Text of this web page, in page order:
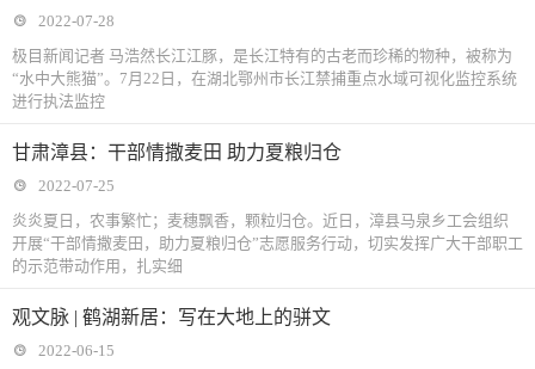
2022-07-28
极目新闻记者 马浩然长江江豚，是长江特有的古老而珍稀的物种，被称为
“水中大熊猫”。7月22日，在湖北鄂州市长江禁捕重点水域可视化监控系统
进行执法监控
甘肃漳县：干部情撒麦田 助力夏粮归仓
2022-07-25
炎炎夏日，农事繁忙；麦穗飘香，颗粒归仓。近日，漳县马泉乡工会组织
开展“干部情撒麦田，助力夏粮归仓”志愿服务行动，切实发挥广大干部职工
的示范带动作用，扎实细
观文脉 | 鹤湖新居：写在大地上的骈文
2022-06-15